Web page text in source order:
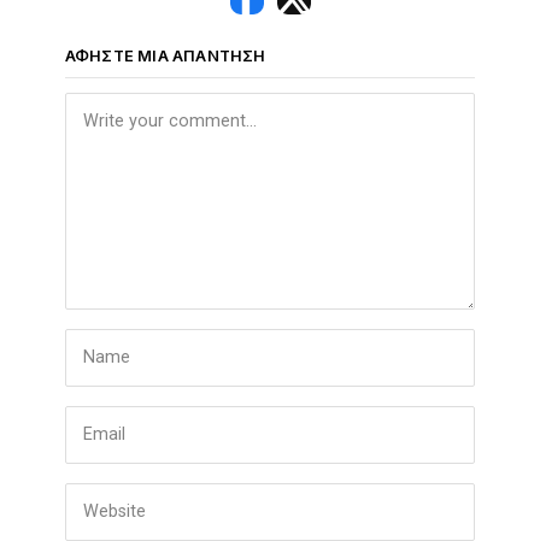
ΑΦΉΣΤΕ ΜΙΑ ΑΠΆΝΤΗΣΗ